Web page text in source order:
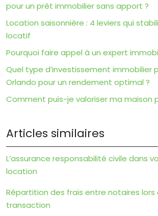
pour un prêt immobilier sans apport ?
Location saisonnière : 4 leviers qui
locatif
Pourquoi faire appel à un expert
Quel type d’investissement immobilier
Orlando pour un rendement optimal ?
Comment puis-je valoriser ma maison
Articles similaires
L’assurance responsabilité civile dans
location
Répartition des frais entre notaires lors
transaction